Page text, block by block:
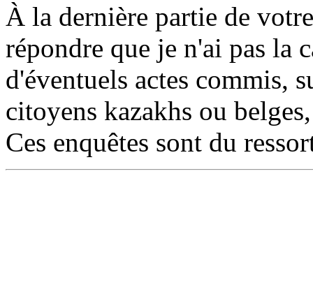
À la dernière partie de
répondre que je n'ai pas la
d'éventuels actes commis,
citoyens kazakhs ou
Ces enquêtes sont du